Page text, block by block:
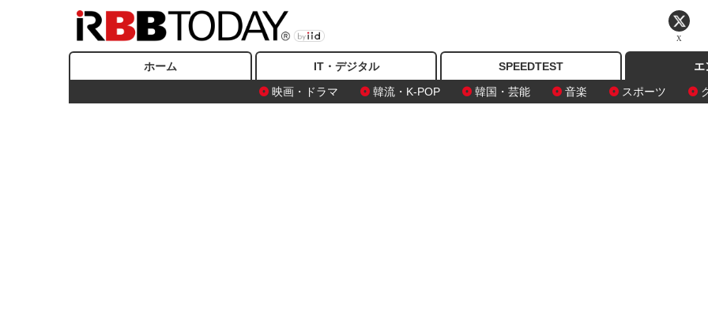
ホーム IT・デジタル SPEEDTEST
エ
映画・ドラマ
韓流・K-POP 韓国・芸能 音楽 スポーツ
X